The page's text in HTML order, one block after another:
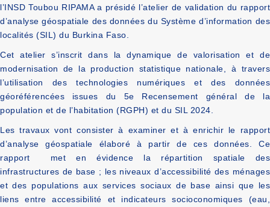
l’INSD Toubou RIPAMA a présidé l’atelier de validation du rapport
d’analyse géospatiale des données du Système d’information des
localités (SIL) du Burkina Faso
Cet atelier s’inscrit dans la dynamique de valorisation et de
modernisation de la production statistique nationale, à travers
l’utilisation des technologies numériques et des données
géoréférencées issues du 5e Recensement général de la
population et de l’habitation (RGPH) et du SIL 2024.
Les travaux vont consister à
examiner et à enrichir le rapport
d’analyse géospatiale élaboré à partir de ces données . Ce
rapport
met en évidence la répartition spatiale des
infrastructures de base ; les niveaux d’accessibilité des ménages
et des populationsaux servicessociaux de base ainsi que les
liens entre accessibilité et indicateurs socioconomiques (eau,